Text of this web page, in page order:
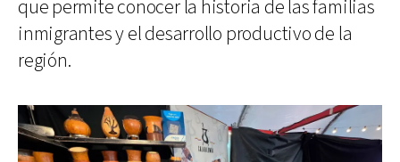
que permite conocer la historia de las familias
inmigrantes y el desarrollo productivo de la
región.